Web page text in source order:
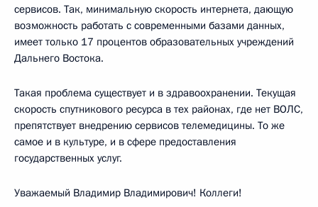
сервисов. Так, минимальную скорость интернета, дающую
возможность работать с современными базами данных,
имеет только 17 процентов образовательных учреждений
Дальнего Востока.
Такая проблема существует и в здравоохранении. Текущая
скорость спутникового ресурса в тех районах, где нет ВОЛС,
препятствует внедрению сервисов телемедицины. То же
самое и в культуре, и в сфере предоставления
государственных услуг.
Уважаемый Владимир Владимирович! Коллеги!